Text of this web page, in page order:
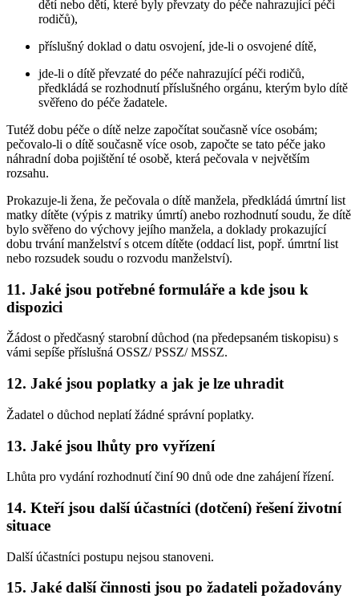
dětí nebo dětí, které byly převzaty do péče nahrazující péči
rodičů),
příslušný doklad o datu osvojení, jde-li o osvojené dítě,
jde-li o dítě převzaté do péče nahrazující péči rodičů,
předkládá se rozhodnutí příslušného orgánu, kterým bylo dítě
svěřeno do péče žadatele.
Tutéž dobu péče o dítě nelze započítat současně více osobám;
pečovalo-li o dítě současně více osob, započte se tato péče jako
náhradní doba pojištění té osobě, která pečovala v největším
rozsahu.
Prokazuje-li žena, že pečovala o dítě manžela, předkládá úmrtní list
matky dítěte (výpis z matriky úmrtí) anebo rozhodnutí soudu, že dítě
bylo svěřeno do výchovy jejího manžela, a doklady prokazující
dobu trvání manželství s otcem dítěte (oddací list, popř. úmrtní list
nebo rozsudek soudu o rozvodu manželství).
11. Jaké jsou potřebné formuláře a kde jsou k
dispozici
Žádost o předčasný starobní důchod (na předepsaném tiskopisu) s
vámi sepíše příslušná OSSZ/ PSSZ/ MSSZ.
12. Jaké jsou poplatky a jak je lze uhradit
Žadatel o důchod neplatí žádné správní poplatky.
13. Jaké jsou lhůty pro vyřízení
Lhůta pro vydání rozhodnutí činí 90 dnů ode dne zahájení řízení.
14. Kteří jsou další účastníci (dotčení) řešení životní
situace
Další účastníci postupu nejsou stanoveni.
15. Jaké další činnosti jsou po žadateli požadovány